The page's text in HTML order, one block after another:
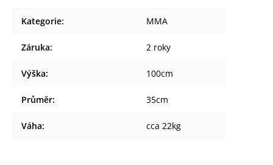
Kategorie: MMA
Záruka: 2 roky
Výška: 100cm
Průměr: 35cm
Váha: cca 22kg